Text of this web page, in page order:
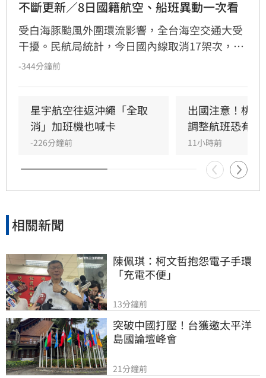
不斷更新／8日國籍航空、船班異動一次看
受白海豚颱風外圍環流影響，全台海空交通大受
干擾。民航局統計，今日國內線取消17架次，國
際暨兩岸航線取消61架次、延誤3架次。星宇航
共9條航線、39航次停航，涵蓋馬祖、綠島、蘭
嶼及小琉球等熱門航線。建議旅客出發前務必至
航空公司官網或航港局查詢最新航班與船班動
-344分鐘前
星宇航空往返沖繩「全取
消」加班機也喊卡
-226分鐘前
出國注意！桃
調整航班恐有延
11小時前
相關新聞
陳佩琪：柯文哲抱怨電子手環
「充電不便」
13分鐘前
突破中國打壓！台獲邀太平洋
島國論壇峰會
21分鐘前